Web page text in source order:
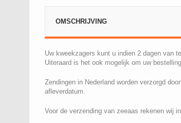
OMSCHRIJVING
Uw kweekzagers kunt u indien 2 dagen van
Uiteraard is het ook mogelijk om uw
Zendingen in Nederland worden verzorgd door
afleverdatum.
Voor de verzending van zeeaas rekenen wij